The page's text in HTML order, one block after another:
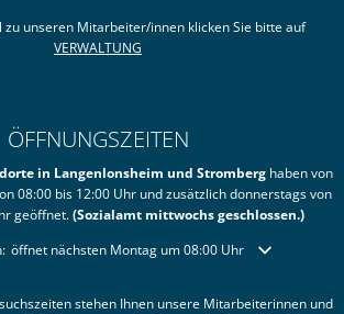
zu unseren Mitarbeiter/innen klicken Sie bitte auf
VERWALTUNG
ÖFFNUNGSZEITEN
in Langenlonsheim und Stromberghaben von
08:00 bis 12:00 Uhr und zusätzlich donnerstags von
geöffnet.(Sozialamt mittwochs geschlossen.)
Öffnungs- oder Schließzeiten auszublenden
öffnet nächsten Montag um 08:00 Uhr
stehen Ihnen unsere Mitarbeiterinnen und